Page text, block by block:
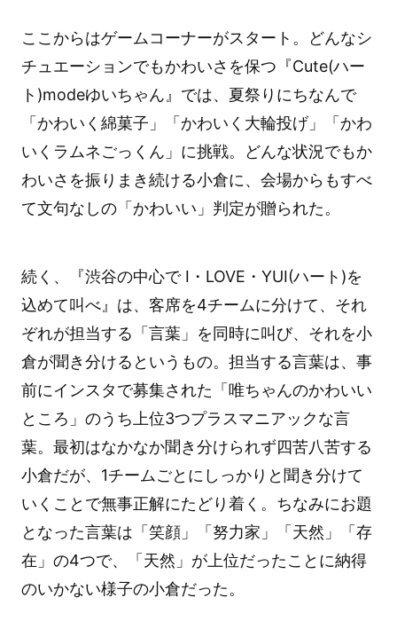
ここからはゲームコーナーがスタート。どんなシ
チュエーションでもかわいさを保つ『Cute(ハー
ト)modeゆいちゃん』では、夏祭りにちなんで
「かわいく綿菓子」「かわいく大輪投げ」「かわ
いくラムネごっくん」に挑戦。どんな状況でもか
わいさを振りまき続ける小倉に、会場からもすべ
て文句なしの「かわいい」判定が贈られた。
続く、『渋谷の中心で I・LOVE・YUI(ハート)を
込めて叫べ』は、客席を4チームに分けて、それ
ぞれが担当する「言葉」を同時に叫び、それを小
倉が聞き分けるというもの。担当する言葉は、事
前にインスタで募集された「唯ちゃんのかわいい
ところ」のうち上位3つプラスマニアックな言
葉。最初はなかなか聞き分けられず四苦八苦する
小倉だが、1チームごとにしっかりと聞き分けて
いくことで無事正解にたどり着く。ちなみにお題
となった言葉は「笑顔」「努力家」「天然」「存
在」の4つで、「天然」が上位だったことに納得
のいかない様子の小倉だった。